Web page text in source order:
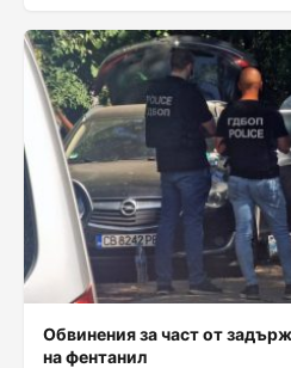
Обвинения за част от
на фентанил